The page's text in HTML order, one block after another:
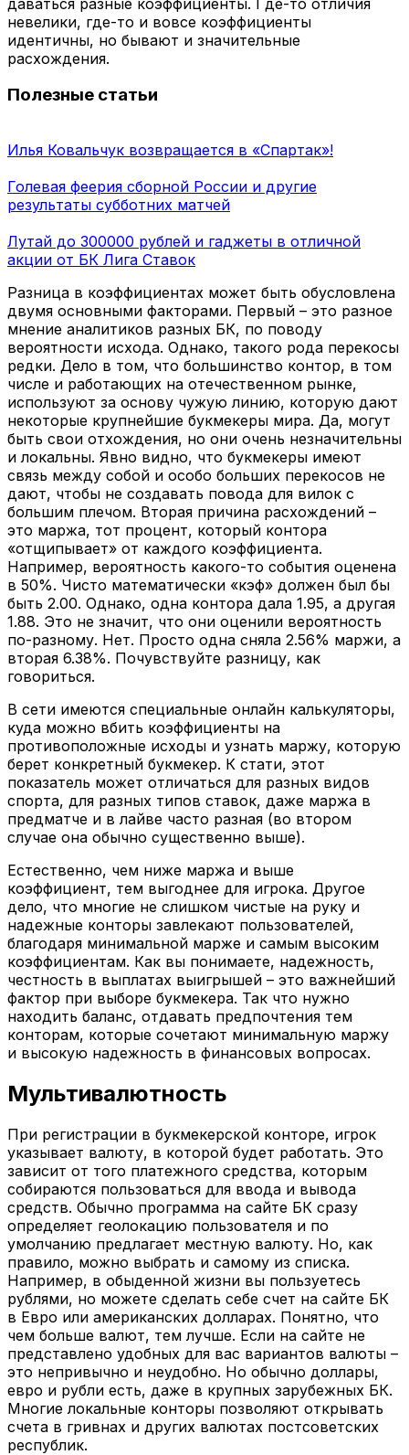
невелики, где-то и вовсе коэффициенты
идентичны, но бывают и значительные
расхождения.
Полезные статьи
Илья Ковальчук возвращается в «Спартак»!
Голевая феерия сборной России и другие
результаты субботних матчей
Лутай до 300000 рублей и гаджеты в отличной
акции от БК Лига Ставок
Разница в коэффициентах может быть обусловлена
двумя основными факторами. Первый – это разное
мнение аналитиков разных БК, по поводу
вероятности исхода. Однако, такого рода перекосы
редки. Дело в том, что большинство контор, в том
числе и работающих на отечественном рынке,
используют за основу чужую линию, которую дают
некоторые крупнейшие букмекеры мира. Да, могут
быть свои отхождения, но они очень незначительны
и локальны. Явно видно, что букмекеры имеют
связь между собой и особо больших перекосов не
дают, чтобы не создавать повода для вилок с
большим плечом. Вторая причина расхождений –
это маржа, тот процент, который контора
«отщипывает» от каждого коэффициента.
Например, вероятность какого-то события оценена
в 50%. Чисто математически «кэф» должен был бы
быть 2.00. Однако, одна контора дала 1.95, а другая
1.88. Это не значит, что они оценили вероятность
по-разному. Нет. Просто одна сняла 2.56% маржи, а
вторая 6.38%. Почувствуйте разницу, как
говориться.
В сети имеются специальные онлайн калькуляторы,
куда можно вбить коэффициенты на
противоположные исходы и узнать маржу, которую
берет конкретный букмекер. К стати, этот
показатель может отличаться для разных видов
спорта, для разных типов ставок, даже маржа в
предматче и в лайве часто разная (во втором
случае она обычно существенно выше).
Естественно, чем ниже маржа и выше
коэффициент, тем выгоднее для игрока. Другое
дело, что многие не слишком чистые на руку и
надежные конторы завлекают пользователей,
благодаря минимальной марже и самым высоким
коэффициентам. Как вы понимаете, надежность,
честность в выплатах выигрышей – это важнейший
фактор при выборе букмекера. Так что нужно
находить баланс, отдавать предпочтения тем
конторам, которые сочетают минимальную маржу
и высокую надежность в финансовых вопросах.
Мультивалютность
При регистрации в букмекерской конторе, игрок
указывает валюту, в которой будет работать. Это
зависит от того платежного средства, которым
собираются пользоваться для ввода и вывода
средств. Обычно программа на сайте БК сразу
определяет геолокацию пользователя и по
умолчанию предлагает местную валюту. Но, как
правило, можно выбрать и самому из списка.
Например, в обыденной жизни вы пользуетесь
рублями, но можете сделать себе счет на сайте БК
в Евро или американских долларах. Понятно, что
чем больше валют, тем лучше. Если на сайте не
представлено удобных для вас вариантов валюты –
это непривычно и неудобно. Но обычно доллары,
евро и рубли есть, даже в крупных зарубежных БК.
Многие локальные конторы позволяют открывать
счета в гривнах и других валютах постсоветских
республик.